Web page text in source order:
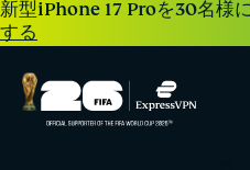
新型iPhone 17 Proを30名様
する